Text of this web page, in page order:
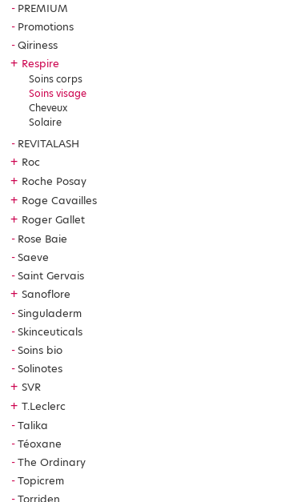
PREMIUM
Promotions
Qiriness
+ Respire
Soins corps
Soins visage
Cheveux
Solaire
REVITALASH
+ Roc
+ Roche Posay
+ Roge Cavailles
+ Roger Gallet
Rose Baie
Saeve
Saint Gervais
+ Sanoflore
Singuladerm
Skinceuticals
Soins bio
Solinotes
+ SVR
+ T.Leclerc
Talika
Téoxane
The Ordinary
Topicrem
Torriden